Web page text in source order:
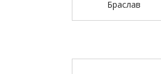
Браслав